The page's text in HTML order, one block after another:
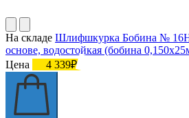
На складе Шлифшкурка Бобина № 16Н
основе, водостойкая (бобина
Цена
4 339₽